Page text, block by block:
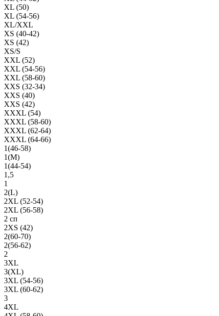
XL (50)
XL (54-56)
XL/XXL
XS (40-42)
XS (42)
XS/S
XXL (52)
XXL (54-56)
XXL (58-60)
XXS (32-34)
XXS (40)
XXS (42)
XXXL (54)
XXXL (58-60)
XXXL (62-64)
XXXL (64-66)
1(46-58)
1(М)
1(44-54)
1,5
1
2(L)
2XL (52-54)
2XL (56-58)
2 сп
2XS (42)
2(60-70)
2(56-62)
2
3XL
3(XL)
3XL (54-56)
3XL (60-62)
3
4XL